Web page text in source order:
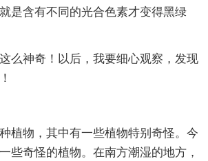
是含有不同的光合色素才变得黑绿
么神奇！以后，我要细心观察，发现
植物，其中有一些植物特别奇怪。今
些奇怪的植物。在南方潮湿的地方，